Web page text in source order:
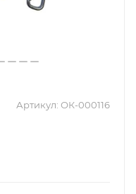
Артикул: ОК-000116